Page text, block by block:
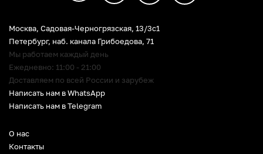
О нас
Контакты
Москва, Садовая-Черногрязская, 13/3c1
Петербург, наб. канала Грибоедова, 71
Мы работаем каждый день
Ежедневно: 11:00 - 21:00
Доставляем по всей России и зарубеж
Написать нам в WhatsApp
Написать нам в Telegram